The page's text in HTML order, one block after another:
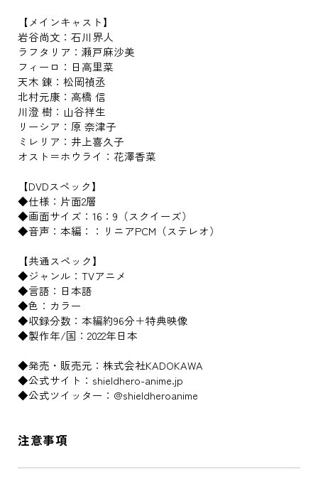
【メインキャスト】
岩谷尚文：石川界人
ラフタリア：瀬戸麻沙美
フィーロ：日高里菜
天木 錬：松岡禎丞
北村元康：高橋 信
川澄 樹：山谷祥生
リーシア：原 奈津子
ミレリア：井上喜久子
オスト＝ホウライ：花澤香菜
【DVDスペック】
◆仕様：片面2層
◆画面サイズ：16：9（スクイーズ）
◆音声：本編：：リニアPCM（ステレオ）
【共通スペック】
◆ジャンル：TVアニメ
◆言語：日本語
◆色：カラー
◆収録分数：本編約96分＋特典映像
◆製作年/国：2022年日本
◆発売・販売元：株式会社KADOKAWA
◆公式サイト：shieldhero-anime.jp
◆公式ツイッター：@shieldheroanime
注意事項